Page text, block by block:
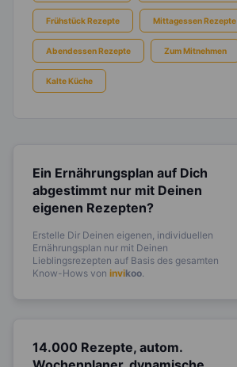
Frühstück Rezepte Mittagessen Rezepte
Abendessen Rezepte Zum Mitnehmen
Kalte Küche
Ein Ernährungsplan auf Dich
abgestimmt nur mit Deinen
eigenen Rezepten?
Erstelle Dir Deinen eigenen, individuellen
Ernährungsplan nur mit Deinen
Lieblingsrezepten auf Basis des gesamten
Know-Hows von invikoo
14.000 Rezepte, autom.